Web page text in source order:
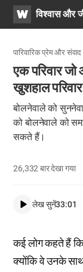
WATVविश्वास और
पारिवारिक प्रेम और संवाद
एक परिवार
खुशहाल
बोलनेवाले को
को बोलनेवाले को
सकते हैं।
26,332बार देखा गया
लेख सुनें33:01
कई लोग कहते हैं
क्योंकि वे उनके